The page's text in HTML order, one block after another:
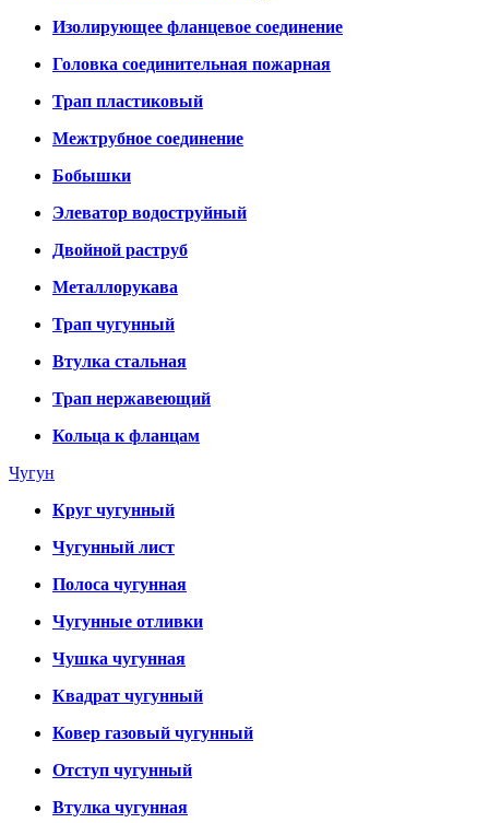
Изолирующее фланцевое соединение
Головка соединительная пожарная
Трап пластиковый
Межтрубное соединение
Бобышки
Элеватор водоструйный
Двойной раструб
Металлорукава
Трап чугунный
Втулка стальная
Трап нержавеющий
Кольца к фланцам
Чугун
Круг чугунный
Чугунный лист
Полоса чугунная
Чугунные отливки
Чушка чугунная
Квадрат чугунный
Ковер газовый чугунный
Отступ чугунный
Втулка чугунная